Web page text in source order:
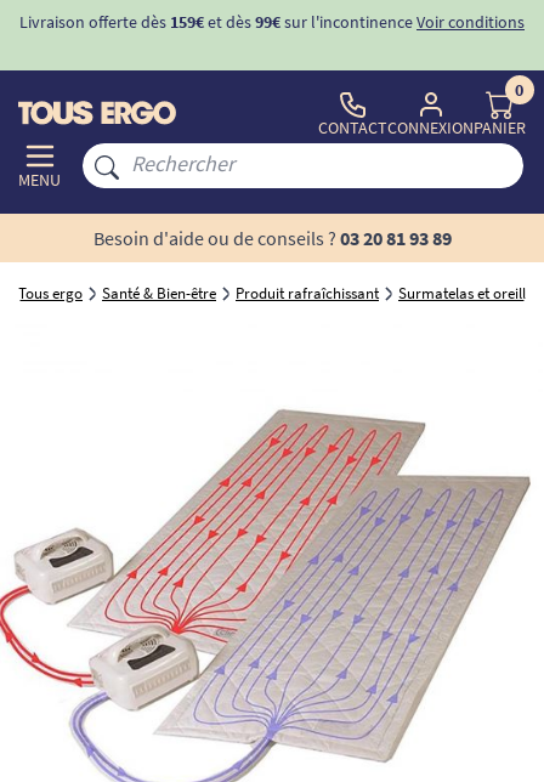
Livraison offerte dès 159€et dès99€sur l'incontinenceVoir conditions
MENU
CONTACTCONNEXION
0
PANIER
Besoin d'aide ou de conseils ? 03 20 81 93 89
Tous ergo Santé & Bien-être Produit rafraîchissant Surmatelas et